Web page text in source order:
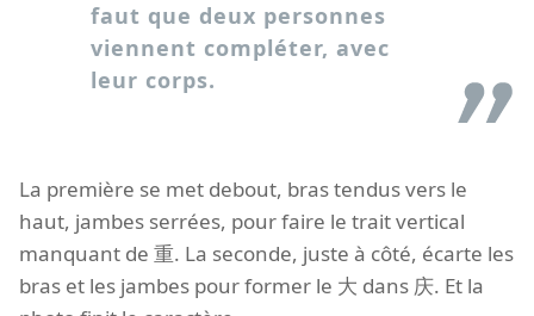
faut que deux personnes
viennent compléter, avec
leur corps.
La première se met debout, bras tendus vers le
haut, jambes serrées, pour faire le trait vertical
manquant de 重. La seconde, juste à côté, écarte les
bras et les jambes pour former le 大 dans 庆. Et la